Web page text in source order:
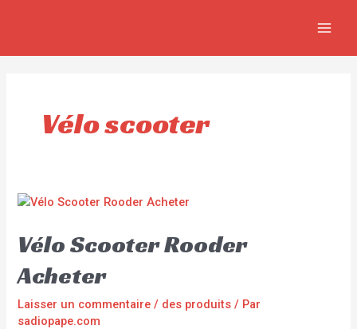
Vélo scooter
Vélo Scooter Rooder
Acheter
Laisser un commentaire / des produits / Par
sadiopape.com